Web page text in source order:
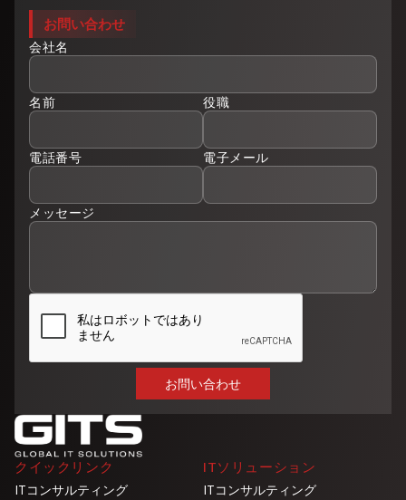
お問い合わせ
会社名
名前 役職
電話番号 電子メール
メッセージ
クイックリンク
ITコンサルティング
ITソリューション
ITコンサルティング